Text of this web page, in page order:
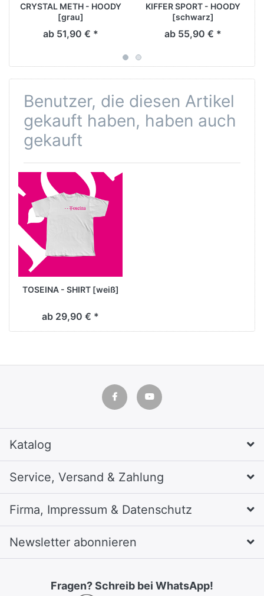
CRYSTAL METH - HOODY
[grau]
ab 51,90 € *
KIFFER SPORT - HOODY
[schwarz]
ab 55,90 € *
Benutzer, die diesen Artikel
gekauft haben, haben auch
gekauft
TOSEINA - SHIRT [weiß]
ab 29,90 € *
Katalog
Service, Versand & Zahlung
Firma, Impressum & Datenschutz
Newsletter abonnieren
Fragen? Schreib bei WhatsApp!